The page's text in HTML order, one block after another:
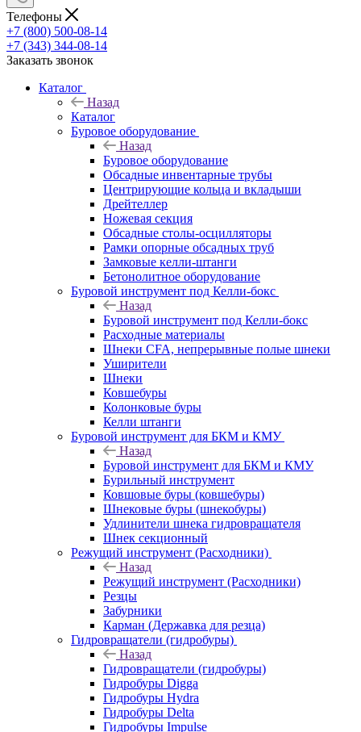
Телефоны
+7 (800) 500-08-14
+7 (343) 344-08-14
Заказать звонок
Каталог
Назад
Каталог
Буровое оборудование
Назад
Буровое оборудование
Обсадные инвентарные трубы
Центрирующие кольца и вкладыши
Дрейтеллер
Ножевая секция
Обсадные столы-осцилляторы
Рамки опорные обсадных труб
Замковые келли-штанги
Бетонолитное оборудование
Буровой инструмент под Келли-бокс
Назад
Буровой инструмент под Келли-бокс
Расходные материалы
Шнеки CFA, непрерывные полые шнеки
Уширители
Шнеки
Ковшебуры
Колонковые буры
Келли штанги
Буровой инструмент для БКМ и КМУ
Назад
Буровой инструмент для БКМ и КМУ
Бурильный инструмент
Ковшовые буры (ковшебуры)
Шнековые буры (шнекобуры)
Удлинители шнека гидровращателя
Шнек секционный
Режущий инструмент (Расходники)
Назад
Режущий инструмент (Расходники)
Резцы
Забурники
Карман (Державка для резца)
Гидровращатели (гидробуры)
Назад
Гидровращатели (гидробуры)
Гидробуры Digga
Гидробуры Hydra
Гидробуры Delta
Гидробуры Impulse